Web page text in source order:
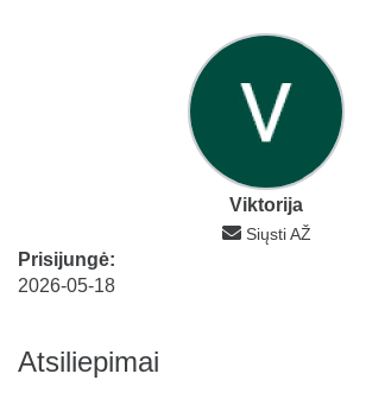
Viktorija
Siųsti AŽ
Prisijungė:
2026-05-18
Atsiliepimai